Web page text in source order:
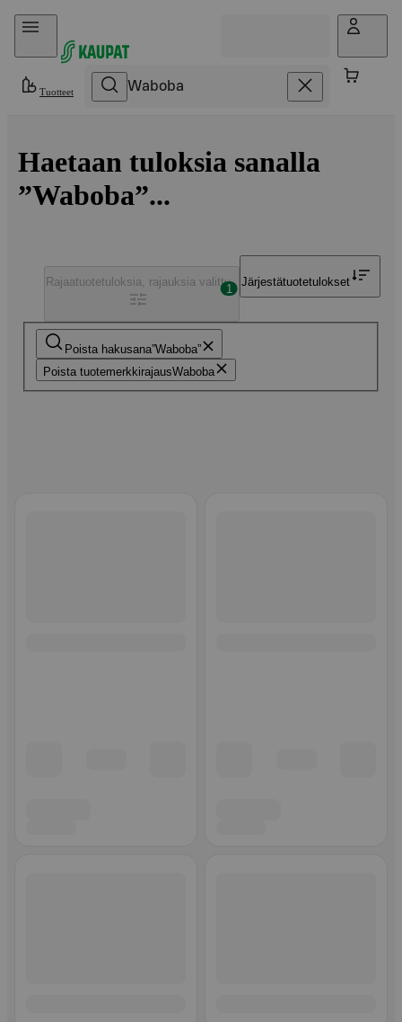
Hyppää sisältöön
Tuotteet
Haetaan tuloksia sanalla
”Waboba”...
Poista hakusana Waboba
Poista tuotemerkkirajausWaboba
Rajaatuotetuloksia, rajauksia valittu
1
Järjestätuotetulokset